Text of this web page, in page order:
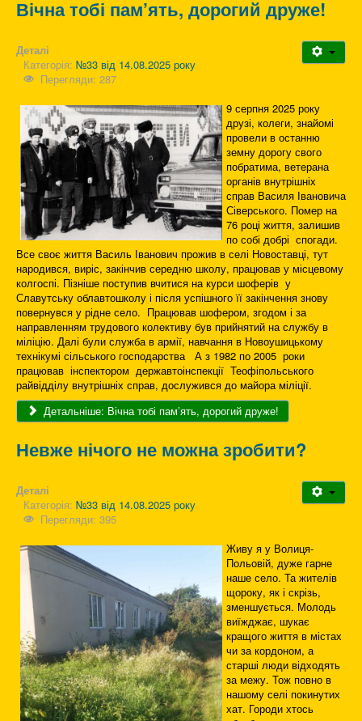
Вічна тобі пам’ять, дорогий друже!
Деталі
Категорія: №33 від 14.08.2025 року
Перегляди: 287
9 серпня 2025 року
друзі, колеги, знайомі
провели в останню
земну дорогу свого
побратима, ветерана
органів внутрішніх
справ Василя Івановича
Сіверського. Помер на
76 році життя, залишив
по собі добрі спогади.
Все своє життя Василь Іванович прожив в селі Новоставці, тут
народився, виріс, закінчив середню школу, працював у місцевому
колгоспі. Пізніше поступив вчитися на курси шоферів у
Славутську облавтошколу і після успішного її закінчення знову
повернувся у рідне село. Працював шофером, згодом і за
направленням трудового колективу був прийнятий на службу в
міліцію. Далі були служба в армії, навчання в Новоушицькому
технікумі сільського господарства А з 1982 по 2005 роки
працював інспектором державтоінспекції Теофіпольського
райвідділу внутрішніх справ, дослужився до майора міліції.
Детальніше: Вічна тобі пам’ять, дорогий друже!
Невже нічого не можна зробити?
Деталі
Категорія: №33 від 14.08.2025 року
Перегляди: 395
Живу я у Волиця-
Польовій, дуже гарне
наше село. Та жителів
щороку, як і скрізь,
зменшується. Молодь
виїжджає, шукає
кращого життя в містах
чи за кордоном, а
старші люди відходять
за межу. Тож повно в
нашому селі покинутих
хат. Городи хтось